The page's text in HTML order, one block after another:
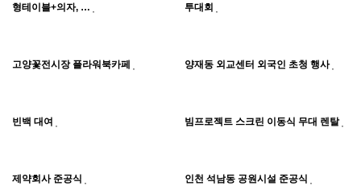
형테이블+의자, …
투대회
고양꽃전시장 플라워북카페 양재동 외교센터 외국인 초청 행사
빈백 대여 빔프로젝트 스크린 이동식 무대 렌탈
제약회사 준공식 인천 석남동 공원시설 준공식